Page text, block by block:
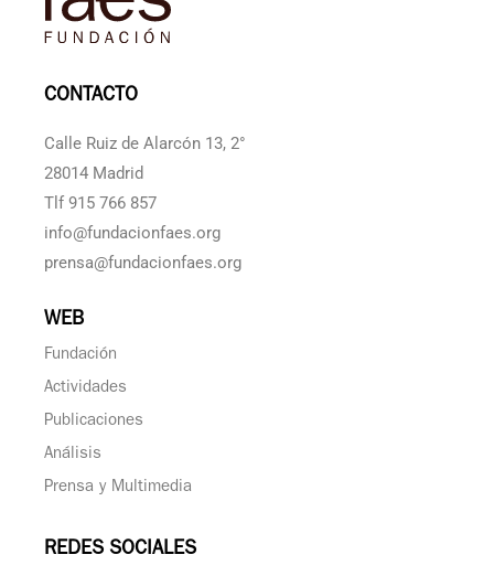
CONTACTO
Calle Ruiz de Alarcón 13, 2°
28014 Madrid
Tlf 915 766 857
info@fundacionfaes.org
prensa@fundacionfaes.org
WEB
Fundación
Actividades
Publicaciones
Análisis
Prensa y Multimedia
REDES SOCIALES